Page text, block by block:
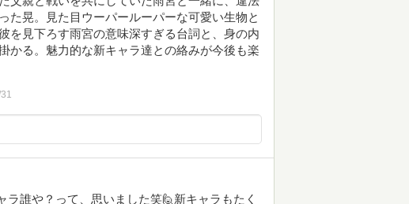
た晃。見た目ウーパールーパーな可愛い生物と
を見下ろす雨宮の意味深すぎる台詞と、身の内
かる。魅力的な新キャラ達との絡みが今後も楽
ラ誰や？って、思いました笑🙋新キャラもたく